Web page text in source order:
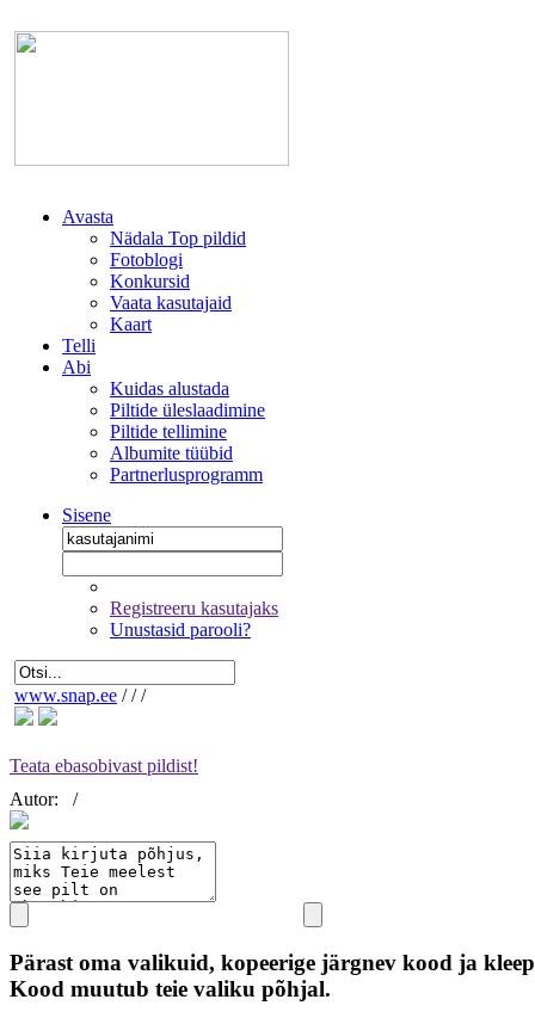
Avasta
Nädala Top pildid
Fotoblogi
Konkursid
Vaata kasutajaid
Kaart
Telli
Abi
Kuidas alustada
Piltide üleslaadimine
Piltide tellimine
Albumite tüübid
Partnerlusprogramm
Sisene
Registreeru kasutajaks
Unustasid parooli?
www.snap.ee / / /
Teata ebasobivast pildist!
Autor:
/
Pärast oma valikuid, kopeerige järgnev kood ja
Kood muutub teie valiku põhjal.